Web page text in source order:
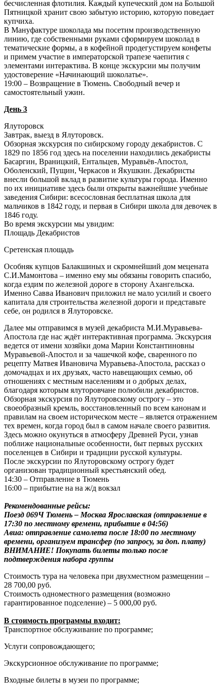
бесчисленная флотилия. Каждый купеческий дом на Большой
Пятницкой хранит свою забытую историю, которую поведает
купчиха.
В Мануфактуре шоколада мы посетим производственную
линию, где собственными руками сформируем шоколад в
тематические формы, а в кофейной продегустируем конфеты
и примем участие в императорской трапезе чаепития с
элементами интерактива. В конце экскурсии мы получим
удостоверение «Начинающий шоколатье».
19:00 – Возвращение в Тюмень. Свободный вечер и
самостоятельный ужин.
День 3
Ялуторовск
Завтрак, выезд в Ялуторовск.
Обзорная экскурсия по сибирскому городу декабристов. С
1829 по 1856 год здесь на поселении находились декабристы
Басаргин, Враницкий, Ентальцев, Муравьёв-Апостол,
Оболенский, Пущин, Черкасов и Якушкин. Декабристы
внесли большой вклад в развитие культуры города. Именно
по их инициативе здесь были открыты важнейшие учебные
заведения Сибири: всесословная бесплатная школа для
мальчиков в 1842 году, и первая в Сибири школа для девочек в
1846 году.
Во время экскурсии мы увидим:
Площадь Декабристов
Сретенская площадь
Особняк купцов Балакшиных и скромнейший дом мецената
С.И.Мамонтова – именно ему мы обязаны говорить спасибо,
когда ездим по железной дороге в сторону Ахангельска.
Именно Савва Иванович приложил не мало усилий и своего
капитала для строительства железной дороги и представьте
себе, он родился в Ялуторовске.
Далее мы отправимся в музей декабриста М.И.Муравьева-
Апостола где нас ждёт интерактивная программа. Экскурсия
ведется от имени хозяйки дома Марии Константиновны
Муравьевой-Апостол и за чашечкой кофе, сваренного по
рецепту Матвея Ивановича Муравьева-Апостола, рассказ о
домочадцах и их друзьях, часто навещающих семью, об
отношениях с местным населениям и о добрых делах,
благодаря которым ялуторовчане полюбили декабристов.
Обзорная экскурсия по Ялуторовскому острогу – это
своеобразный кремль, восстановленный по всем канонам и
правилам на своем историческом месте – является отражением
тех времен, когда город был в самом начале своего развития.
Здесь можно окунуться в атмосферу Древней Руси, узнав
поближе национальные особенности, быт первых русских
поселенцев в Сибири и традиции русской культуры.
После экскурсии по Ялуторовскому острогу будет
организован традиционный крестьянский обед.
14:30 – Отправление в Тюмень
16:00 – прибытие на на ж/д вокзал
Рекомендованные рейсы:
Поезд 069Ч Тюмень – Москва Ярославская (отправление в
17:30 по местному времени, прибытие в 04:56)
Авиа: отправление самолета после 18:00 по местному
времени, организуем трансфер (по запросу, за доп. плату)
ВНИМАНИЕ! Покупать билеты только после
подтверждения набора группы
Стоимость тура на человека при двухместном размещении –
28 700,00 руб.
Стоимость одноместного размещения (возможно
гарантированное подселение) – 5 000,00 руб.
В стоимость программы входит:
Транспортное обслуживание по программе;
Услуги сопровождающего;
Экскурсионное обслуживание по программе;
Входные билеты в музеи по программе;